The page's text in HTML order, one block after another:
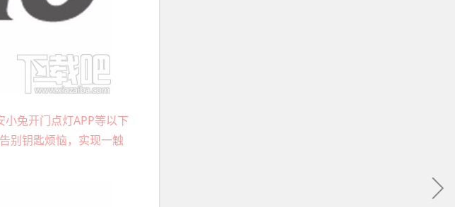
兔开门点灯APP等以下
别钥匙烦恼，实现一触